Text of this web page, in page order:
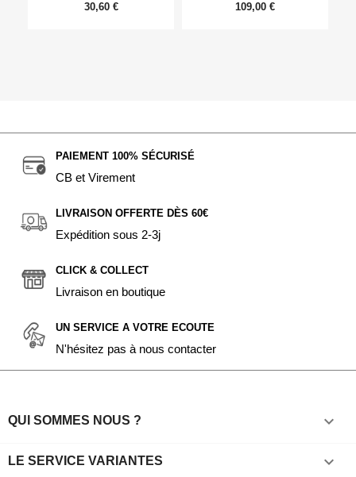
30,60 € 109,00 €
PAIEMENT 100% SÉCURISÉ
CB et Virement
LIVRAISON OFFERTE DÈS 60€
Expédition sous 2-3j
CLICK & COLLECT
Livraison en boutique
UN SERVICE A VOTRE ECOUTE
N'hésitez pas à nous contacter
QUI SOMMES NOUS ? 
LE SERVICE VARIANTES 